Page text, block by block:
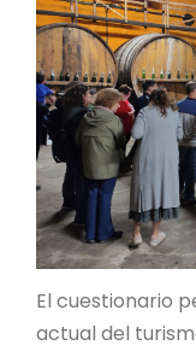
El cuestionario
actual del